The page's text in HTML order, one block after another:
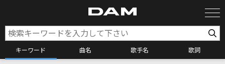
キーワード 曲名 歌手名 歌詞